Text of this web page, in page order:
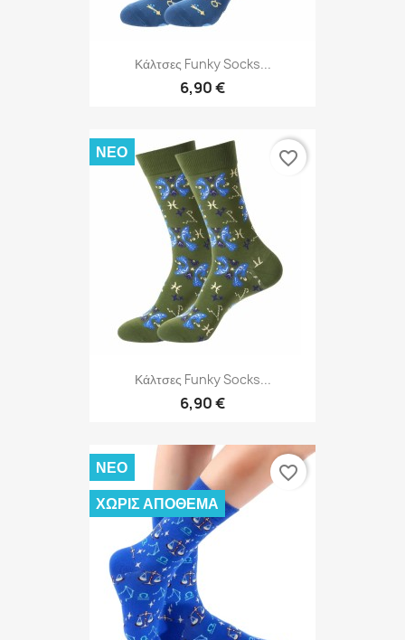
Κάλτσες Funky Socks...
6,90 €
Κάλτσες Funky Socks...
6,90 €
ΝΈΟ favorite_border
ΝΈΟ
ΧΩΡΊΣ ΑΠΌΘΕΜΑ
favorite_border